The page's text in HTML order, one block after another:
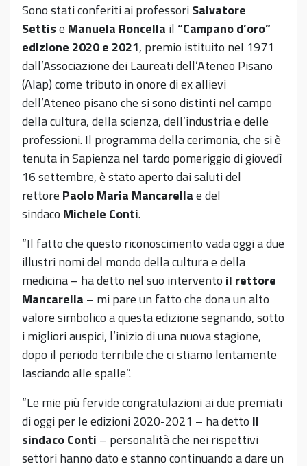
Sono stati conferiti ai professoriSalvatore
Settise Manuela Roncella il“Campano d’oro”
edizione 2020 e 2021, premio istituito nel 1971
dall’Associazione dei Laureati dell’Ateneo Pisano
(Alap) come tributo in onore di ex allievi
dell’Ateneo pisano che si sono distinti nel campo
della cultura, della scienza, dell’industria e delle
professioni. Il programma della cerimonia, che si è
tenuta in Sapienza nel tardo pomeriggio di giovedì
16 settembre, è stato aperto dai saluti del
rettore Paolo Maria Mancarellae del
sindaco Michele Conti.
“Il fatto che questo riconoscimento vada oggi a due
illustri nomi del mondo della cultura e della
medicina – ha detto nel suo intervento il rettore
Mancarella – mi pare un fatto che dona un alto
valore simbolico a questa edizione segnando, sotto
i migliori auspici, l’inizio di una nuova stagione,
dopo il periodo terribile che ci stiamo lentamente
lasciando alle spalle”.
“Le mie più fervide congratulazioni ai due premiati
di oggi per le edizioni 2020-2021 – ha detto il
sindaco Conti – personalità che nei rispettivi
settori hanno dato e stanno continuando a dare un